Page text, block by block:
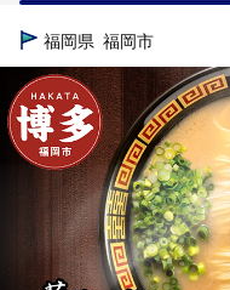
TOP
福岡県 福岡市